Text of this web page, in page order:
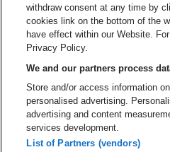
Ga naar
Capitole Gent is
Capitole
Be-At
Schijnpoortweg
BTW (BE)
BNP Paribas Fortis - IBAN:
withdraw consent at any time by
cookies link on the bottom of the
have effect within our Website.
Privacy Policy.
We and our partners process
Store and/or access information
personalised advertising.
advertising and content
services development.
List of Partners (vendors)